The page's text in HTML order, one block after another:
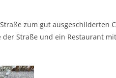
zum gut ausgeschilderten
der Straße und ein Restaurant